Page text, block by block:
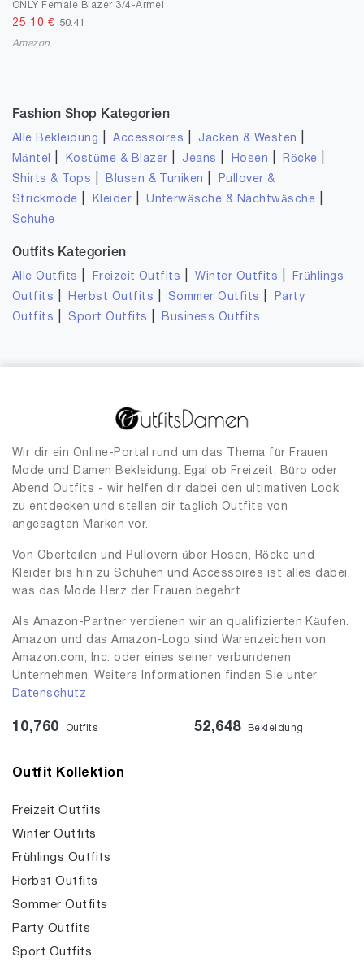
ONLY Female Blazer 3/4-Ärmel
25.10 €50.41
Amazon
Fashion Shop Kategorien
Alle Bekleidung |Accessoires Jacken & Westen
Mäntel Kostüme & Blazer Jeans Hosen Röcke
Shirts & Tops Blusen & Tuniken
Pullover &
Strickmode
Kleider |Unterwäsche & Nachtwäsche
Schuhe
Outfits Kategorien
Alle Outfits Freizeit Outfits |Winter Outfits
Frühlings
Outfits
Herbst Outfits Sommer Outfits
Party
Outfits
Sport Outfits Business Outfits
Wir dir ein Online-Portal rund um das Thema für Frauen
Mode und Damen Bekleidung. Egal ob Freizeit, Büro oder
Abend Outfits - wir helfen dir dabei den ultimativen Look
zu entdecken und stellen dir täglich Outfits von
angesagten Marken vor.
Von Oberteilen und Pullovern über Hosen, Röcke und
Kleider bis hin zu Schuhen und Accessoires ist alles dabei,
was das Mode Herz der Frauen begehrt.
Als Amazon-Partner verdienen wir an qualifizierten Käufen.
Amazon und das Amazon-Logo sind Warenzeichen von
Amazon.com, Inc. oder eines seiner verbundenen
Unternehmen. Weitere Informationen finden Sie unter
Datenschutz
10,760 Outfits 52,648 Bekleidung
Outfit Kollektion
Freizeit Outfits
Winter Outfits
Frühlings Outfits
Herbst Outfits
Sommer Outfits
Party Outfits
Sport Outfits